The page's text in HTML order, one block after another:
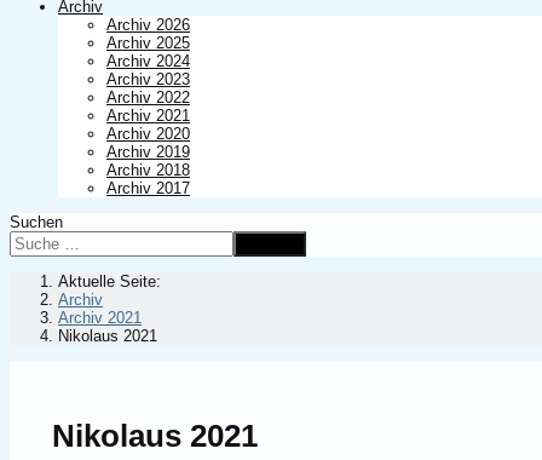
Archiv
Archiv 2026
Archiv 2025
Archiv 2024
Archiv 2023
Archiv 2022
Archiv 2021
Archiv 2020
Archiv 2019
Archiv 2018
Archiv 2017
Suchen
Aktuelle Seite:
Archiv
Archiv 2021
Nikolaus 2021
Nikolaus 2021